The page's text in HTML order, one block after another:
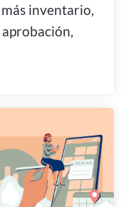
inventario,